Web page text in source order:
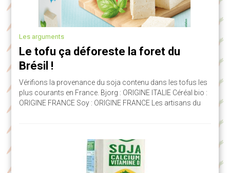
Les arguments
Le tofu ça déforeste la foret du
Brésil !
Vérifions la provenance du soja contenu dans les tofus les
plus courants en France. Bjorg : ORIGINE ITALIE Céréal bio :
ORIGINE FRANCE Soy : ORIGINE FRANCE Les artisans du